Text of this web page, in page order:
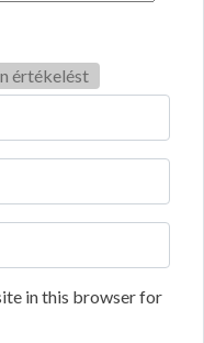
értékelést
in this browser for